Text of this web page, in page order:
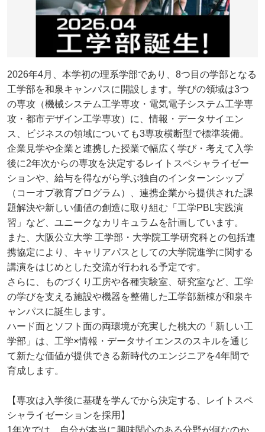
2026年4月、本学初の理系学部であり、8つ目の学部となる
工学部を和泉キャンパスに開設します。学びの領域は3つ
の専攻（機械システム工学専攻・電気電子システム工学専
攻・都市デザイン工学専攻）に、情報・データサイエン
ス、ビジネスの領域についても3専攻横断型で標準装備。
企業見学や企業と連携した授業で幅広く学び・考えて入学
後に2年次からの専攻を決定するレイトスペシャライゼー
ションや、給与を得ながら学ぶ独自のインターンシップ
（コーオプ教育プログラム）、連携企業から提供された課
題解決や新しい価値の創造に取り組む「工学PBL実践演
習」など、ユニークなカリキュラムを計画しています。
また、大阪公立大学 工学部・大学院工学研究科との包括連
携協定により、キャリアパスとしての大学院進学に関する
講演をはじめとした交流が行われる予定です。
さらに、ものづくり工房や各種実験室、研究室など、工学
の学びを支える施設や機器を整備した工学部新棟が和泉キ
ャンパスに誕生します。
ハード面とソフト面の両環境が充実した桃大の「新しい工
学部」は、工学×情報・データサイエンスのスキルを通じ
て新たな価値が提供できる新時代のエンジニアを4年間で
育成します。
【専攻は入学後に基礎を学んでから決定する、レイトスペ
シャライゼーションを採用】
1年次では、自分が本当に興味関心のある分野が何なのか